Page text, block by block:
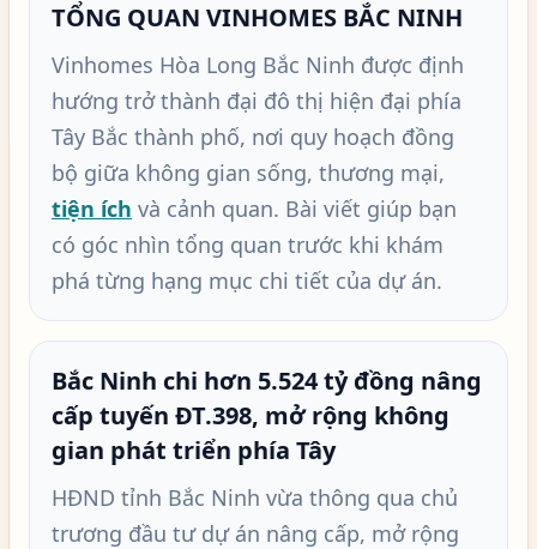
TỔNG QUAN VINHOMES BẮC NINH
Vinhomes Hòa Long Bắc Ninh được định
hướng trở thành đại đô thị hiện đại phía
Tây Bắc thành phố, nơi quy hoạch đồng
bộ giữa không gian sống, thương mại,
tiện ích và cảnh quan. Bài viết giúp bạn
có góc nhìn tổng quan trước khi khám
phá từng hạng mục chi tiết của dự án.
Bắc Ninh chi hơn 5.524 tỷ đồng nâng
cấp tuyến ĐT.398, mở rộng không
gian phát triển phía Tây
HĐND tỉnh Bắc Ninh vừa thông qua chủ
trương đầu tư dự án nâng cấp, mở rộng